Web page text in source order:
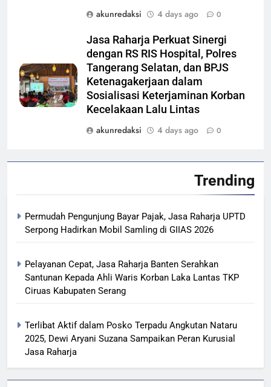
akunredaksi
4 days ago 0
Jasa Raharja Perkuat Sinergi
dengan RS RIS Hospital, Polres
Tangerang Selatan, dan BPJS
Ketenagakerjaan dalam
Sosialisasi Keterjaminan Korban
Kecelakaan Lalu Lintas
akunredaksi
4 days ago 0
Trending
Permudah Pengunjung Bayar Pajak, Jasa Raharja UPTD
Serpong Hadirkan Mobil Samling di GIIAS 2026
Pelayanan Cepat, Jasa Raharja Banten Serahkan
Santunan Kepada Ahli Waris Korban Laka Lantas TKP
Ciruas Kabupaten Serang
Terlibat Aktif dalam Posko Terpadu Angkutan Nataru
2025, Dewi Aryani Suzana Sampaikan Peran Kurusial
Jasa Raharja